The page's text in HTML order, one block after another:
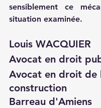
sensiblement ce
situation examinée.
Louis WACQUIER
Avocat en droit
Avocat en droit de
construction
Barreau d'Amiens